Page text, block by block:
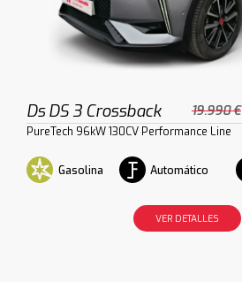
Ds DS 3 Crossback 19.990 €
PureTech 96kW 130CV Performance Line
Gasolina Automático
VER DETALLES